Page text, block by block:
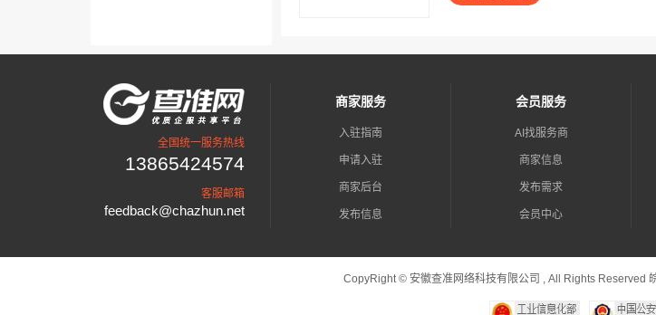
全国统一服务热线
13865424574
客服邮箱
feedback@chazhun.net
商家服务
入驻指南
申请入驻
商家后台
发布信息
会员服务
AI找服务商
商家信息
发布需求
会员中心
CopyRight © 安徽查准网络科技有限公司 , All Rights Reserved